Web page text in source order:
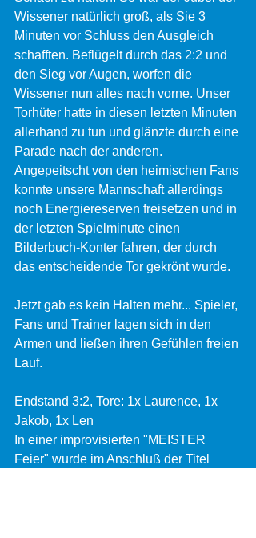
Wissener natürlich groß, als Sie 3
Minuten vor Schluss den Ausgleich
schafften. Beflügelt durch das 2:2 und
den Sieg vor Augen, worfen die
Wissener nun alles nach vorne. Unser
Torhüter hatte in diesen letzten Minuten
allerhand zu tun und glänzte durch eine
Parade nach der anderen.
Angepeitscht von den heimischen Fans
konnte unsere Mannschaft allerdings
noch Energiereserven freisetzen und in
der letzten Spielminute einen
Bilderbuch-Konter fahren, der durch
das entscheidende Tor gekrönt wurde.
Jetzt gab es kein Halten mehr... Spieler,
Fans und Trainer lagen sich in den
Armen und ließen ihren Gefühlen freien
Lauf.
Endstand 3:2, Tore: 1x Laurence, 1x
Jakob, 1x Len
In einer improvisierten "MEISTER
Feier" wurde im Anschluß der Titel